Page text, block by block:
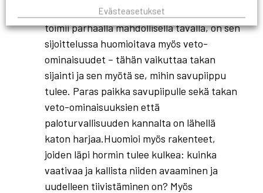
veto-ominaisuuksiinJotta kevyttakkasi
toimii parhaalla mahdollisella tavalla, on sen
sijoittelussa huomioitava myös veto-
ominaisuudet – tähän vaikuttaa takan
sijainti ja sen myötä se, mihin savupiippu
tulee. Paras paikka savupiipulle sekä takan
veto-ominaisuuksien että
paloturvallisuuden kannalta on lähellä
katon harjaa.Huomioi myös rakenteet,
joiden läpi hormin tulee kulkea: kuinka
vaativaa ja kallista niiden avaaminen ja
uudelleen tiivistäminen on? Myös
Evästeasetukset